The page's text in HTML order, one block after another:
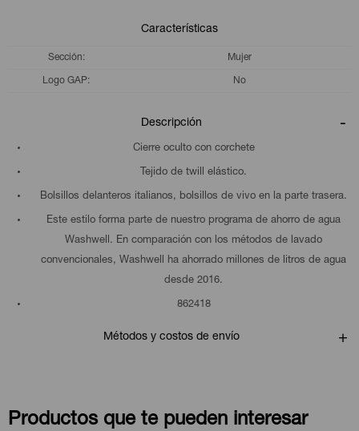
Características
Sección Mujer
Logo GAP No
Descripción
Cierre oculto con corchete
Tejido de twill elástico.
Bolsillos delanteros italianos, bolsillos de vivo en la parte trasera.
Este estilo forma parte de nuestro programa de ahorro de agua
Washwell. En comparación con los métodos de lavado
convencionales, Washwell ha ahorrado millones de litros de agua
desde 2016.
862418
Métodos y costos de envío
Productos que te pueden interesar